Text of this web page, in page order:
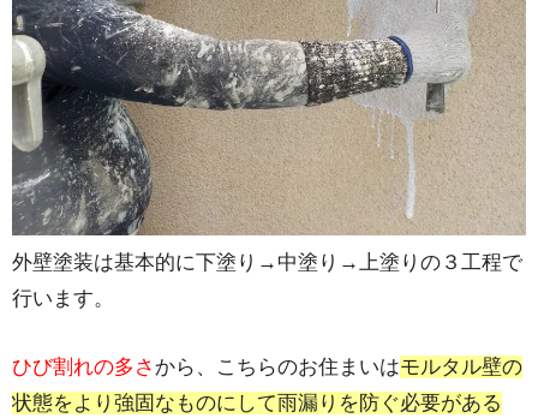
外壁塗装は基本的に下塗り→中塗り→上塗りの３工程で
行います。
ひび割れの多さ から、こちらのお住まいはモルタル壁の
状態をより強固なものにして雨漏りを防ぐ必要がある